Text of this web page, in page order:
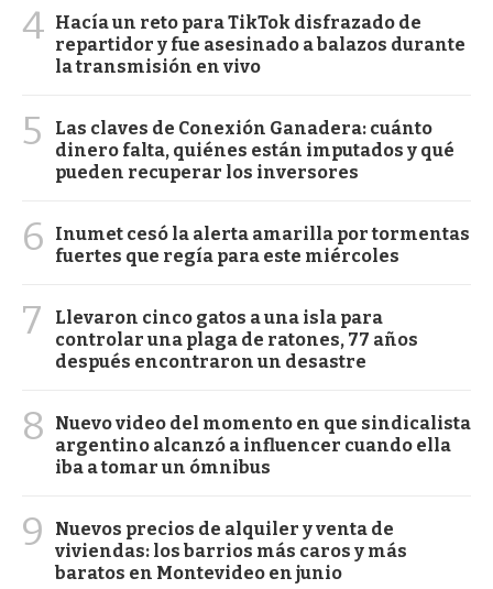
4 Hacía un reto para TikTok disfrazado de
repartidor y fue asesinado a balazos durante
la transmisión en vivo
5
Las claves de Conexión Ganadera: cuánto
dinero falta, quiénes están imputados y qué
pueden recuperar los inversores
6
Inumet cesó la alerta amarilla por tormentas
fuertes que regía para este miércoles
7
Llevaron cinco gatos a una isla para
controlar una plaga de ratones, 77 años
después encontraron un desastre
8
Nuevo video del momento en que sindicalista
argentino alcanzó a influencer cuando ella
iba a tomar un ómnibus
9
Nuevos precios de alquiler y venta de
viviendas: los barrios más caros y más
baratos en Montevideo en junio